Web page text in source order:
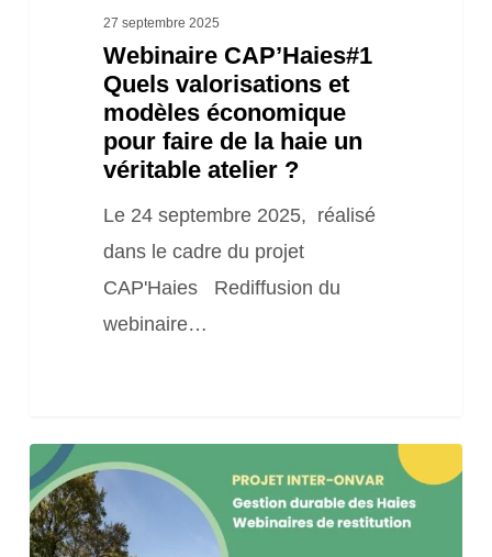
27 septembre 2025
Webinaire CAP’Haies#1
Quels valorisations et
modèles économique
pour faire de la haie un
véritable atelier ?
Le 24 septembre 2025, réalisé
dans le cadre du projet
CAP'Haies Rediffusion du
webinaire…
Webinaire
de
restitution